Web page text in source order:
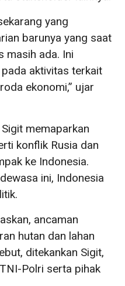
yang
barunya yang saat
masih ada. Ini
aktivitas terkait
ekonomi,” ujar
memaparkan
konflik Rusia dan
ke Indonesia.
ini, Indonesia
ancaman
hutan dan lahan
ditekankan Sigit,
Polri serta pihak